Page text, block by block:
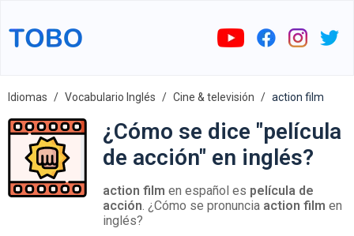
Idiomas Vocabulario Inglés Cine & televisión action film
¿Cómo se dice "película
de acción" en inglés?
action film en español es película de
acción. ¿Cómo se pronuncia action film en
inglés?